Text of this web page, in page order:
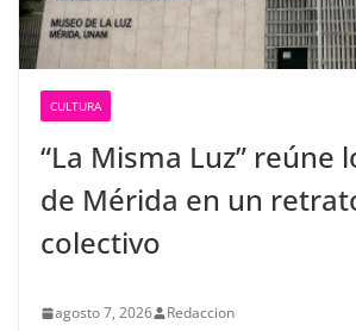
CULTURA
“La Misma Luz” reúne
de Mérida en un
colectivo
agosto 7, 2026 Redaccion